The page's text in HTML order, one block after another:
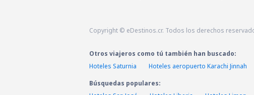
Copyright © eDestinos.cr. Todos los derechos
Otros viajeros como tú también han buscado:
Hoteles Saturnia
Hoteles aeropuerto Karachi Jinnah
Búsquedas populares: